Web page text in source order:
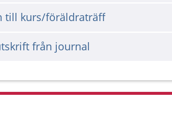
till kurs/föräldraträff
från journal